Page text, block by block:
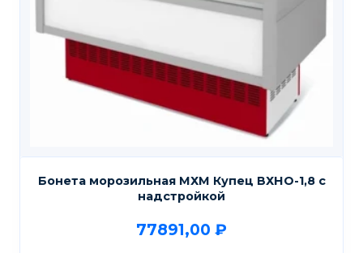
Бонета морозильная МХМ Купец ВХНО-1,8 с
надстройкой
77891,00 ₽